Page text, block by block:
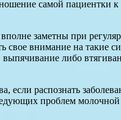
самой
заметны при
внимание на такие
либо
если распознать
проблем